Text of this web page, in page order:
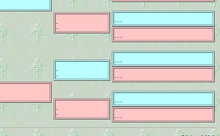
-
-
-
-
-
-
- - -
- - -
- - -
- - -
- - -
- - -